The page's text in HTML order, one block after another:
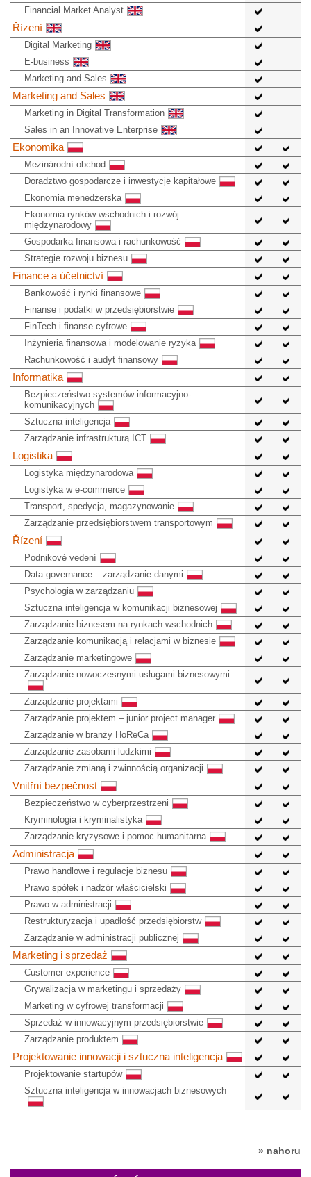
Financial Market Analyst
Řízení
Digital Marketing
E-business
Marketing and Sales
Marketing and Sales
Marketing in Digital Transformation
Sales in an Innovative Enterprise
Ekonomika
Mezinárodní obchod
Doradztwo gospodarcze i inwestycje kapitałowe
Ekonomia menedżerska
Ekonomia rynków wschodnich i rozwój
międzynarodowy
Gospodarka finansowa i rachunkowość
Strategie rozwoju biznesu
Finance a účetnictví
Bankowość i rynki finansowe
Finanse i podatki w przedsiębiorstwie
FinTech i finanse cyfrowe
Inżynieria finansowa i modelowanie ryzyka
Rachunkowość i audyt finansowy
Informatika
Bezpieczeństwo systemów informacyjno-
komunikacyjnych
Sztuczna inteligencja
Zarządzanie infrastrukturą ICT
Logistika
Logistyka międzynarodowa
Logistyka w e-commerce
Transport, spedycja, magazynowanie
Zarządzanie przedsiębiorstwem transportowym
Řízení
Podnikové vedení
Data governance – zarządzanie danymi
Psychologia w zarządzaniu
Sztuczna inteligencja w komunikacji biznesowej
Zarządzanie biznesem na rynkach wschodnich
Zarządzanie komunikacją i relacjami w biznesie
Zarządzanie marketingowe
Zarządzanie nowoczesnymi usługami biznesowymi
Zarządzanie projektami
Zarządzanie projektem – junior project manager
Zarządzanie w branży HoReCa
Zarządzanie zasobami ludzkimi
Zarządzanie zmianą i zwinnością organizacji
Vnitřní bezpečnost
Bezpieczeństwo w cyberprzestrzeni
Kryminologia i kryminalistyka
Zarządzanie kryzysowe i pomoc humanitarna
Administracja
Prawo handlowe i regulacje biznesu
Prawo spółek i nadzór właścicielski
Prawo w administracji
Restrukturyzacja i upadłość przedsiębiorstw
Zarządzanie w administracji publicznej
Marketing i sprzedaż
Customer experience
Grywalizacja w marketingu i sprzedaży
Marketing w cyfrowej transformacji
Sprzedaż w innowacyjnym przedsiębiorstwie
Zarządzanie produktem
Projektowanie innowacji i sztuczna inteligencja
Projektowanie startupów
Sztuczna inteligencja w innowacjach biznesowych
» nahoru